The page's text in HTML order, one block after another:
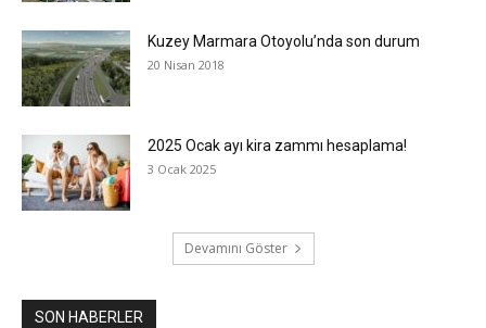
Kuzey Marmara Otoyolu’nda son durum
20 Nisan 2018
2025 Ocak ayı kira zammı hesaplama!
3 Ocak 2025
Devamını Göster
SON HABERLER